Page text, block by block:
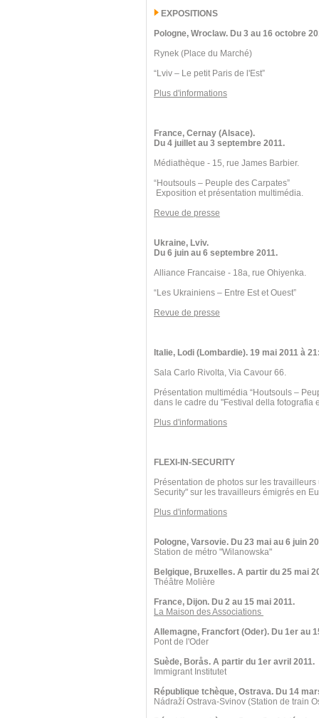
EXPOSITIONS
Pologne, Wroclaw. Du 3 au 16 octobre
Rynek (Place du Marché)
“Lviv – Le petit Paris de l'Est”
Plus d'informations
France, Cernay (Alsace).
Du 4 juillet au 3 septembre 2011.
Médiathèque - 15, rue James Barbier.
“Houtsouls – Peuple des Carpates”
Exposition et présentation multimédia.
Revue de presse
Ukraine, Lviv.
Du 6 juin au 6 septembre 2011.
Alliance Francaise - 18a, rue Ohiyenka.
“Les Ukrainiens – Entre Est et Ouest”
Revue de presse
Italie, Lodi (Lombardie). 19 mai 2011 à
Sala Carlo Rivolta, Via Cavour 66.
Présentation multimédia “Houtsouls –
dans le cadre du "Festival della fotografia
Plus d'informations
FLEXI-IN-SECURITY
Présentation de photos sur les
Security" sur les travailleurs émigrés en
Plus d'informations
Pologne, Varsovie. Du 23 mai au 6 juin
Station de métro "Wilanowska"
Belgique, Bruxelles. A partir du 25 mai
Théâtre Molière
France, Dijon. Du 2 au 15 mai 2011.
La Maison des Associations
Allemagne, Francfort (Oder). Du 1er au
Pont de l'Oder
Suède, Borås. A partir du 1er avril 2011.
Immigrant Institutet
République tchèque, Ostrava. Du 14
Nádraží Ostrava-Svinov (Station de train